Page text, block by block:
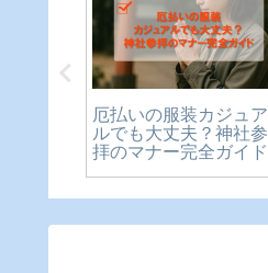
厄払いの服装カジュア
ルでも大丈夫？神社参
拝のマナー完全ガイド